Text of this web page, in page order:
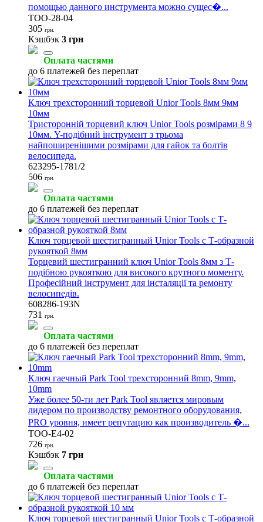
помощью данного инструмента можно сущес�...
TOO-28-04
305 грн.
Кэшбэк 3 грн
Оплата частями
до 6 платежей без переплат
Ключ трехсторонний торцевой Unior Tools 8мм 9мм
10мм
Тристоронній торцевий ключ Unior Tools розмірами 8 9
10мм. Y-подібний інструмент з трьома
найпоширенішими розмірами для гайок та болтів
велосипеда.
623295-1781/2
506 грн.
Оплата частями
до 6 платежей без переплат
Ключ торцевой шестигранный Unior Tools с Т-образной
рукояткой 8мм
Торцевий шестигранний ключ Unior Tools 8мм з Т-
подібною рукояткою для високого крутного моменту.
Професійний інструмент для інсталяції та ремонту
велосипедів.
608286-193N
731
грн.
Оплата частями
до 6 платежей без переплат
Ключ гаечный Park Tool трехсторонний 8mm, 9mm,
10mm
Уже более 50-ти лет Park Tool является мировым
лидером по производству ремонтного оборудования,
PRO уровня, имеет репутацию как производитель �...
TOO-E4-02
726 грн.
Кэшбэк 7 грн
Оплата частями
до 6 платежей без переплат
Ключ торцевой шестигранный Unior Tools с Т-образной